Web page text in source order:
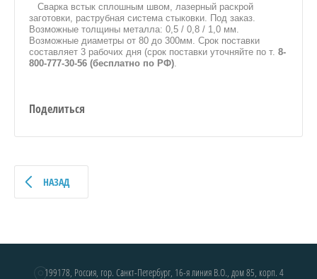
Сварка встык сплошным швом, лазерный раскрой
заготовки, раструбная система стыковки. Под заказ.
Возможные толщины металла: 0,5 / 0,8 / 1,0 мм.
Возможные диаметры от 80 до 300мм. Срок поставки
составляет 3 рабочих дня (срок поставки уточняйте по т. 8-
800-777-30-56 (бесплатно по РФ)
Поделиться
НАЗАД
199178, Россия, гор. Санкт-Петербург, 16-я линия В.О., дом 85, корп. 4